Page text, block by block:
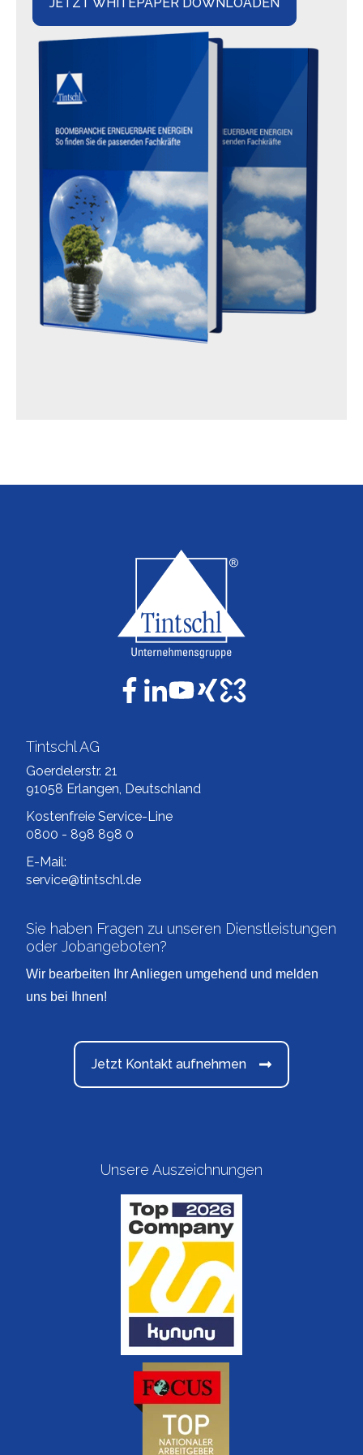
Tintschl AG
Goerdelerstr. 21
91058 Erlangen, Deutschland
Kostenfreie Service-Line
0800 - 898 898 0
E-Mail:
service@tintschl.de
Sie haben Fragen zu unseren Dienstleistungen
oder Jobangeboten?
Wir bearbeiten Ihr Anliegen umgehend und melden
uns bei Ihnen!
Jetzt Kontakt aufnehmen
Unsere Auszeichnungen